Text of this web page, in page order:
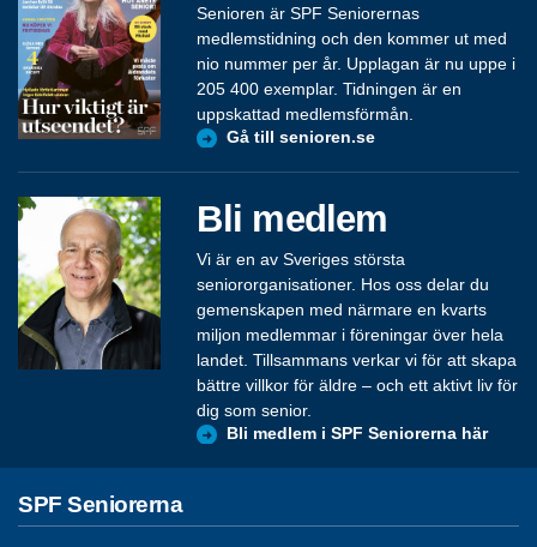
Senioren är SPF Seniorernas
medlemstidning och den kommer ut med
nio nummer per år. Upplagan är nu uppe i
205 400 exemplar. Tidningen är en
uppskattad medlemsförmån.
Gå till senioren.se
Bli medlem
Vi är en av Sveriges största
seniororganisationer. Hos oss delar du
gemenskapen med närmare en kvarts
miljon medlemmar i föreningar över hela
landet. Tillsammans verkar vi för att skapa
bättre villkor för äldre – och ett aktivt liv för
dig som senior.
Bli medlem i SPF Seniorerna här
SPF Seniorerna